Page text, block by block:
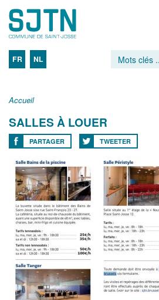
FR NL
Accueil
SALLES À LOUER
PARTAGER TWEETER